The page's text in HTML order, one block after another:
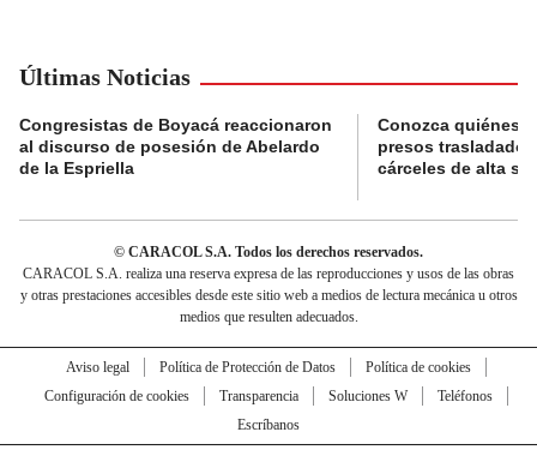
Últimas Noticias
Congresistas de Boyacá reaccionaron
al discurso de posesión de Abelardo
de la Espriella
Conozca quiénes
presos
cárceles de alta
© CARACOL S.A. Todos los derechos reservados.
CARACOL S.A. realiza una reserva expresa de las reproducciones y usos de las obras
y otras prestaciones accesibles desde este sitio web a medios de lectura mecánica u otros
medios que resulten adecuados.
Aviso legal Política de Protección de Datos
Política de cookies
Configuración de cookies
Transparencia Soluciones W
Teléfonos
Escríbanos